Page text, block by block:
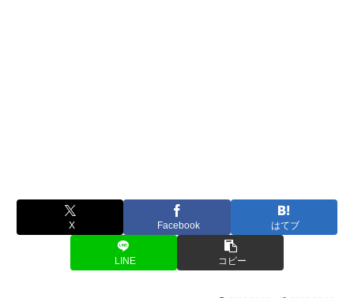
X Facebook はてブ
LINE コピー